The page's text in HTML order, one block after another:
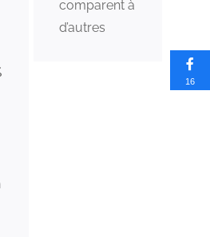
comparent à
d’autres
16